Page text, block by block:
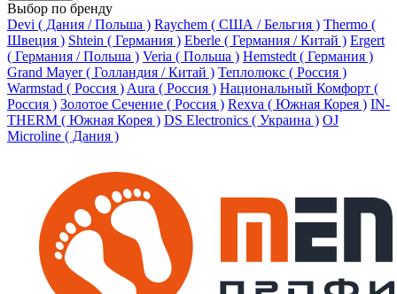
Выбор по бренду
Devi ( Дания / Польша ) Raychem ( США / Бельгия ) Thermo (
Швеция ) Shtein ( Германия ) Eberle ( Германия / Китай ) Ergert
( Германия / Польша ) Veria ( Польша ) Hemstedt ( Германия )
Grand Mayer ( Голландия / Китай ) Теплолюкс ( Россия )
Warmstad ( Россия ) Aura ( Россия ) Национальный Комфорт (
Россия ) Золотое Сечение ( Россия ) Rexva ( Южная Корея ) IN-
THERM ( Южная Корея ) DS Electronics ( Украина ) OJ
Microline ( Дания )